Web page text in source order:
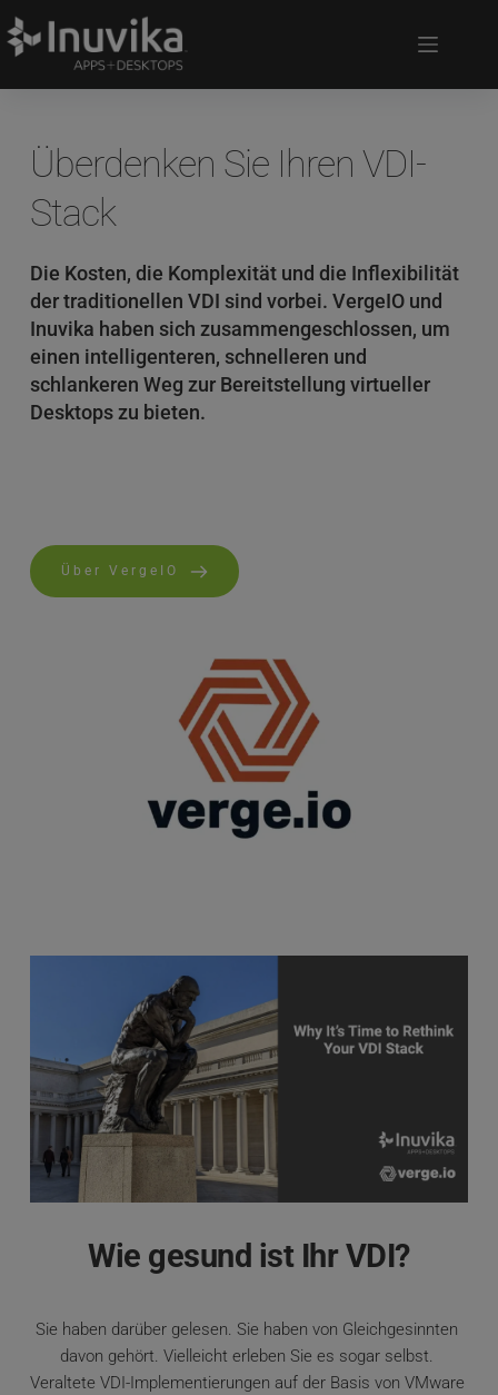
Überdenken Sie Ihren VDI-
Stack
Die Kosten, die Komplexität und die Inflexibilität
der traditionellen VDI sind vorbei. VergeIO und
Inuvika haben sich zusammengeschlossen, um
einen intelligenteren, schnelleren und
schlankeren Weg zur Bereitstellung virtueller
Desktops zu bieten.
Über VergeIO
Wie gesund ist Ihr VDI?
Sie haben darüber gelesen. Sie haben von Gleichgesinnten
davon gehört. Vielleicht erleben Sie es sogar selbst.
Veraltete VDI-Implementierungen auf der Basis von VMware